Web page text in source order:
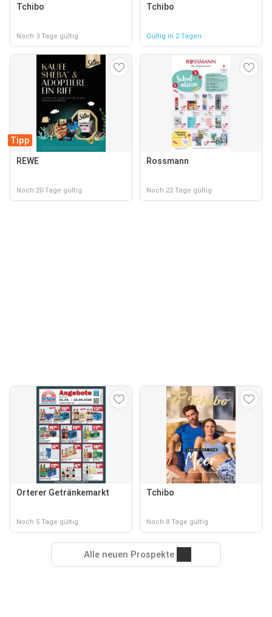
Tchibo
Noch 3 Tage gültig
Tchibo
Gültig in 2 Tagen
Tipp
REWE
Noch 20 Tage gültig
Rossmann
Noch 22 Tage gültig
Orterer Getränkemarkt
Noch 5 Tage gültig
Tchibo
Noch 8 Tage gültig
Alle neuen Prospekte